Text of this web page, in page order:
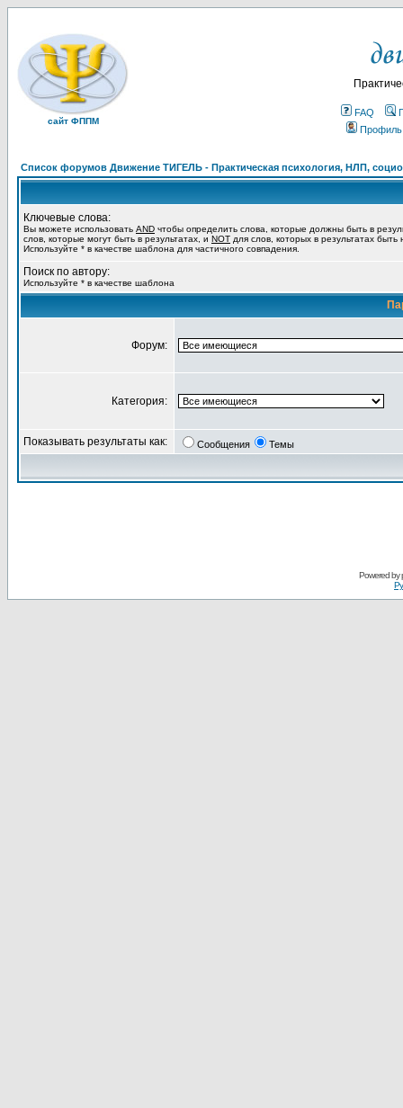
сайт ФППМ
FAQ
Профиль
Список форумов Движение ТИГЕЛЬ - Практическая психология, НЛП,
Ключевые слова:
Вы можете использовать AND чтобы определить слова, которые должны быть в
слов, которые могут быть в результатах, и NOT для слов, которых в результатах
Используйте * в качестве шаблона для частичного совпадения.
Поиск по автору:
Используйте * в качестве шаблона
Форум:
Категория:
Показывать результаты как: Сообщения Темы
Powered by